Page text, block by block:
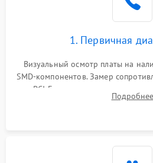
1. Первичная
Визуальный осмотр платы на
SMD-компонентов. Замер
PCI-E и дополнительных
короткое замыкание основных
Подробнее